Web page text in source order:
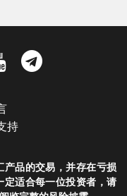
持
产品的交易，并存在亏损
定适合每一位投资者，请